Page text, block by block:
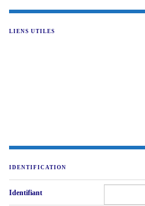
LIENS UTILES
IDENTIFICATION
Identifiant